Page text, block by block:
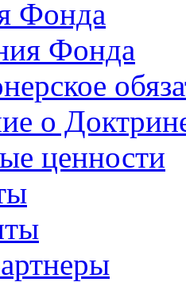
Фонда
Фонда
о
ценности